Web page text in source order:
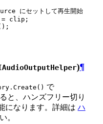
にセットして再生開始
clip;
)¶
で
と、ハンズフリー切り
になります。詳細は ハ
。